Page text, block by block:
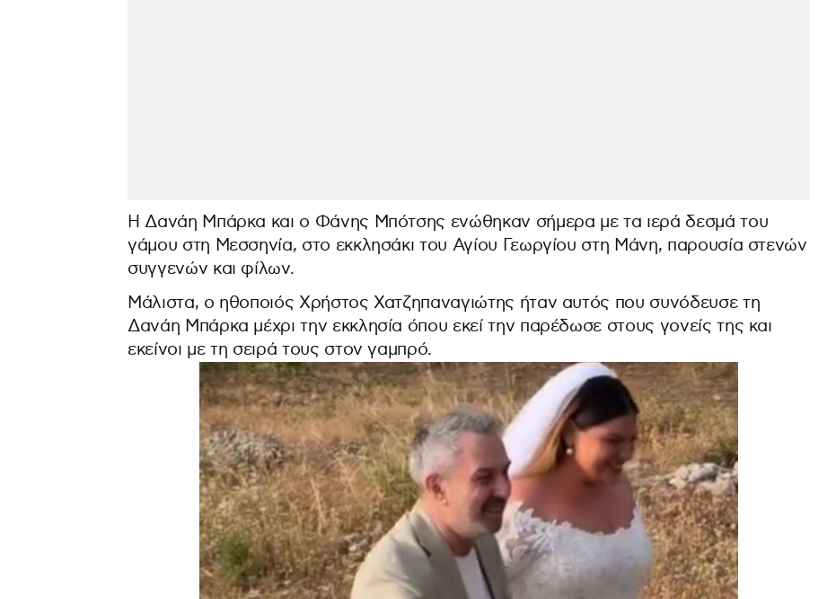
Η Δανάη Μπάρκα και ο Φάνης Μπότσης ενώθηκαν σήμερα με τα ιερά δεσμά του
γάμου στη Μεσσηνία, στο εκκλησάκι του Αγίου Γεωργίου στη Μάνη, παρουσία στενών
συγγενών και φίλων.
Μάλιστα, ο ηθοποιός Χρήστος Χατζηπαναγιώτης ήταν αυτός που συνόδευσε τη
Δανάη Μπάρκα μέχρι την εκκλησία όπου εκεί την παρέδωσε στους γονείς της και
εκείνοι με τη σειρά τους στον γαμπρό.